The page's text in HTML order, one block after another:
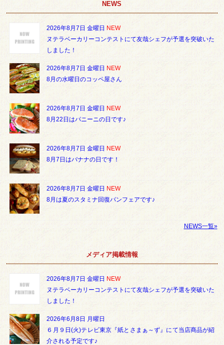
NEWS
2026年8月7日 金曜日 NEW
ヌテラベーカリーコンテストにて友哉シェフが予選を突破いた
しました！
2026年8月7日 金曜日 NEW
8月の水曜日のコッペ屋さん
2026年8月7日 金曜日 NEW
8月22日はパニーニの日です♪
2026年8月7日 金曜日 NEW
8月7日はバナナの日です！
2026年8月7日 金曜日 NEW
8月は夏のスタミナ回復パンフェアです♪
NEWS一覧»
メディア掲載情報
2026年8月7日 金曜日 NEW
ヌテラベーカリーコンテストにて友哉シェフが予選を突破いた
しました！
2026年6月8日 月曜日
６月９日(火)テレビ東京『紙とさまぁ～ず』にて当店商品が紹
介される予定です♪